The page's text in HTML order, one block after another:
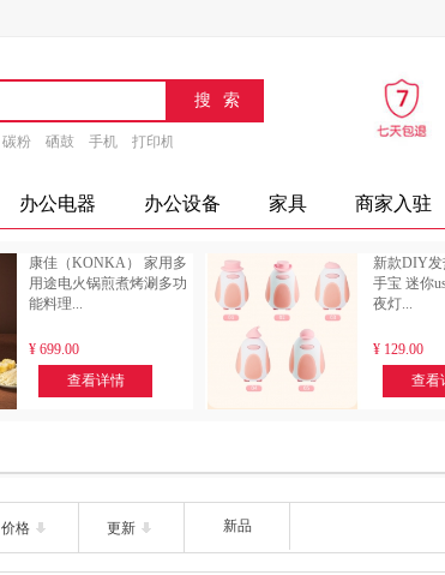
碳粉 硒鼓 手机 打印机 办公设备 摄
办公电器 办公设备 家具 商家入驻
康佳（KONKA） 家用多
用途电火锅煎煮烤涮多功
能料理...
¥ 699.00
查看详情
新款DIY
手宝 迷你
夜灯...
¥ 129.00
查看
价格 更新 新品